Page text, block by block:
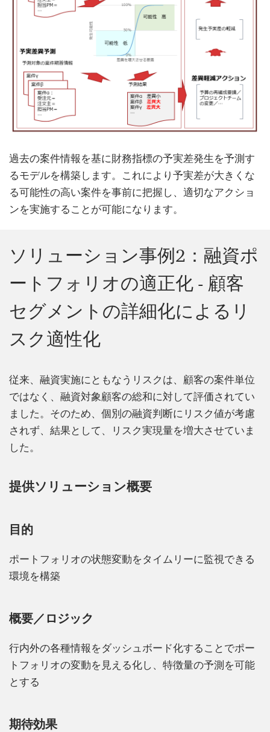
過去の案件情報を基に財務指標の予実差発生を予測す
るモデルを構築します。これにより予実差が大きくな
る可能性の高い案件を事前に把握し、適切なアクショ
ンを実施することが可能になります。
ソリューション事例2：融資ポ
ートフォリオの適正化 ‐ 顧客
セグメントの詳細化によるリ
スク適性化
従来、融資実施にともなうリスクは、顧客の案件単位
ではなく、融資対象顧客の総和に対して評価されてい
ました。そのため、個別の融資判断にリスク値が考慮
されず、結果として、リスク実現量を増大させていま
した。
提供ソリューション概要
目的
ポートフォリオの状態変動をタイムリーに監視できる
環境を構築
概要／ロジック
行内外の各種情報をダッシュボード化することでポー
トフォリオの変動を見える化し、特徴量の予測を可能
とする
期待効果